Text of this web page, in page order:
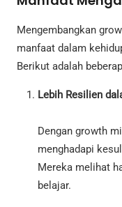
Mengembangkan
manfaat dalam
Berikut adalah
Lebih Resilien
Dengan growth
menghadapi
Mereka melihat
belajar.